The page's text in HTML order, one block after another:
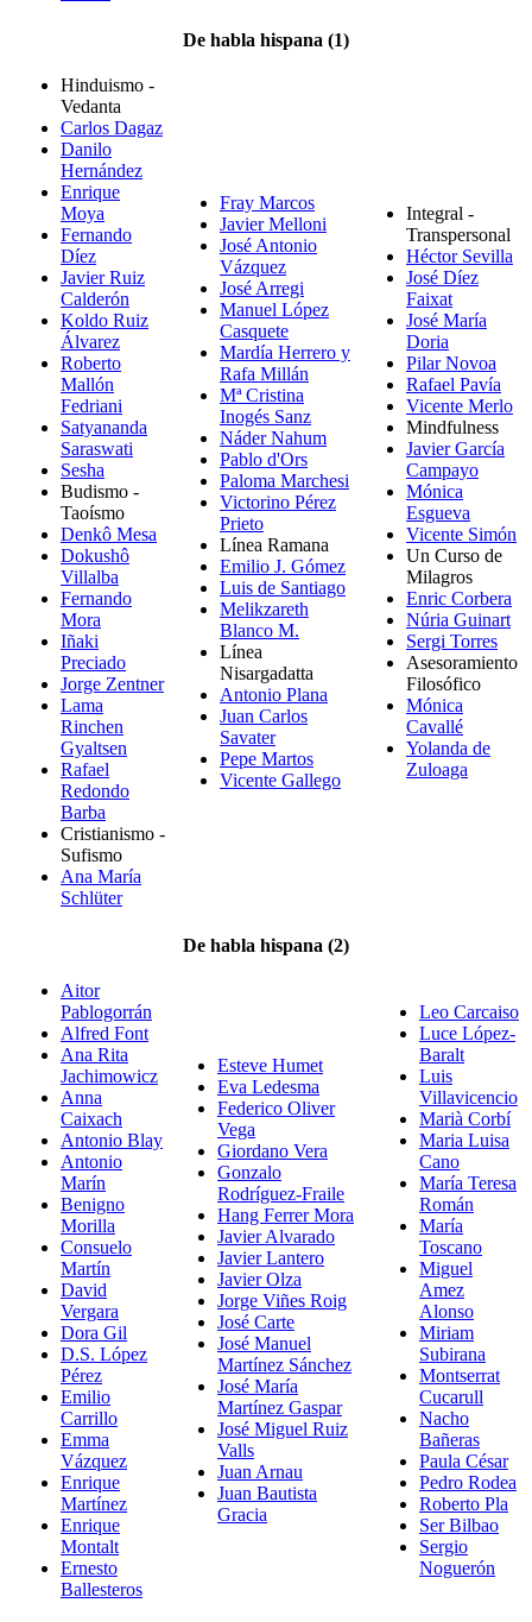
De habla hispana (1)
Hinduismo -
Vedanta
Carlos Dagaz
Danilo
Hernández
Enrique
Moya
Fernando
Díez
Javier Ruiz
Calderón
Koldo Ruiz
Álvarez
Roberto
Mallón
Fedriani
Satyananda
Saraswati
Sesha
Budismo -
Taoísmo
Denkô Mesa
Dokushô
Villalba
Fernando
Mora
Iñaki
Preciado
Jorge Zentner
Lama
Rinchen
Gyaltsen
Rafael
Redondo
Barba
Cristianismo -
Sufismo
Ana María
Schlüter
Fray Marcos
Javier Melloni
José Antonio
Vázquez
José Arregi
Manuel López
Casquete
Mardía Herrero y
Rafa Millán
Mª Cristina
Inogés Sanz
Náder Nahum
Pablo d'Ors
Paloma Marchesi
Victorino Pérez
Prieto
Línea Ramana
Emilio J. Gómez
Luis de Santiago
Melikzareth
Blanco M.
Línea
Nisargadatta
Antonio Plana
Juan Carlos
Savater
Pepe Martos
Vicente Gallego
Integral -
Transpersonal
Héctor Sevilla
José Díez
Faixat
José María
Doria
Pilar Novoa
Rafael Pavía
Vicente Merlo
Mindfulness
Javier García
Campayo
Mónica
Esgueva
Vicente Simón
Un Curso de
Milagros
Enric Corbera
Núria Guinart
Sergi Torres
Asesoramiento
Filosófico
Mónica
Cavallé
Yolanda de
Zuloaga
De habla hispana (2)
Aitor
Pablogorrán
Alfred Font
Ana Rita
Jachimowicz
Anna
Caixach
Antonio Blay
Antonio
Marín
Benigno
Morilla
Consuelo
Martín
David
Vergara
Dora Gil
D.S. López
Pérez
Emilio
Carrillo
Emma
Vázquez
Enrique
Martínez
Enrique
Montalt
Ernesto
Ballesteros
Esteve Humet
Eva Ledesma
Federico Oliver
Vega
Giordano Vera
Gonzalo
Rodríguez-Fraile
Hang Ferrer Mora
Javier Alvarado
Javier Lantero
Javier Olza
Jorge Viñes Roig
José Carte
José Manuel
Martínez Sánchez
José María
Martínez Gaspar
José Miguel Ruiz
Valls
Juan Arnau
Juan Bautista
Gracia
Leo Carcaiso
Luce López-
Baralt
Luis
Villavicencio
Marià Corbí
Maria Luisa
Cano
María Teresa
Román
María
Toscano
Miguel
Amez
Alonso
Miriam
Subirana
Montserrat
Cucarull
Nacho
Bañeras
Paula César
Pedro Rodea
Roberto Pla
Ser Bilbao
Sergio
Noguerón